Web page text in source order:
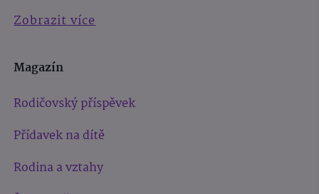
Zobrazit více
Magazín
Rodičovský příspěvek
Přídavek na dítě
Rodina a vztahy